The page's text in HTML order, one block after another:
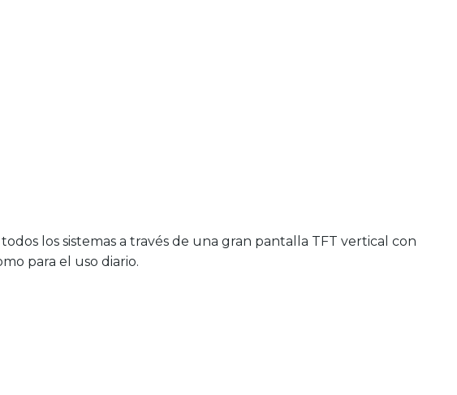
los sistemas a través de una gran pantalla TFT vertical con
para el uso diario.